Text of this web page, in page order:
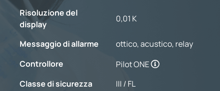
Risoluzione del
display
0,01 K
Messaggio di allarme
ottico, acustico, relay
Controllore
Pilot ONE
Classe di sicurezza
III / FL